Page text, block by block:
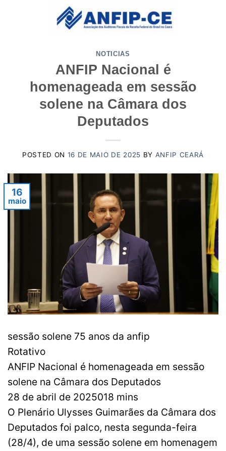
NOTICIAS
ANFIP Nacional é
homenageada em sessão
solene na Câmara dos
Deputados
POSTED ON 16 DE MAIO DE 2025 BY ANFIP CEARÁ
16
maio
sessão solene 75 anos da anfip
Rotativo
ANFIP Nacional é homenageada em sessão
solene na Câmara dos Deputados
28 de abril de 2025018 mins
O Plenário Ulysses Guimarães da Câmara dos
Deputados foi palco, nesta segunda-feira
(28/4), de uma sessão solene em homenagem